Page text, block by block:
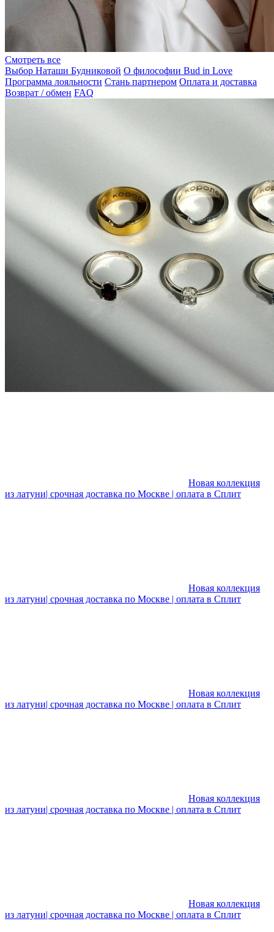
Смотреть все
Выбор Наташи Будниковой О философии Bud in Love
Программа лояльности Стань партнером Оплата и доставка
Возврат / обмен FAQ
Новая коллекция
из латуни| срочная доставка по Москве | оплата в Сплит
Новая коллекция
из латуни| срочная доставка по Москве | оплата в Сплит
Новая коллекция
из латуни| срочная доставка по Москве | оплата в Сплит
Новая коллекция
из латуни| срочная доставка по Москве | оплата в Сплит
Новая коллекция
из латуни| срочная доставка по Москве | оплата в Сплит